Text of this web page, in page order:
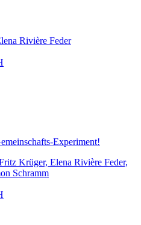
Rivière Feder
Experiment!
Krüger, Elena Rivière Feder,
Schramm